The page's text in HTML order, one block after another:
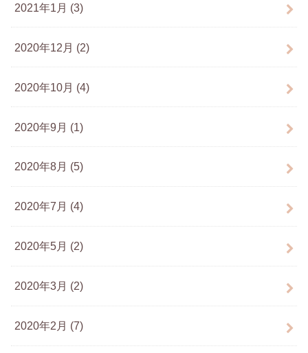
2021年1月 (3)
2020年12月 (2)
2020年10月 (4)
2020年9月 (1)
2020年8月 (5)
2020年7月 (4)
2020年5月 (2)
2020年3月 (2)
2020年2月 (7)